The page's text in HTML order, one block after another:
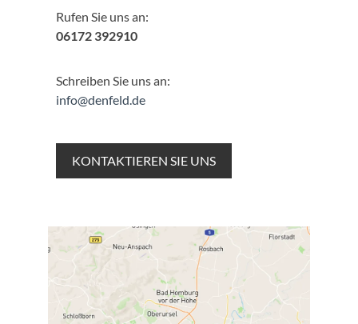
Rufen Sie uns an:
06172 392910
Schreiben Sie uns an:
info@denfeld.de
KONTAKTIEREN SIE UNS